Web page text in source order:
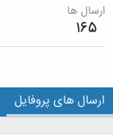
ارسال ها
165
ارسال های پروفایل